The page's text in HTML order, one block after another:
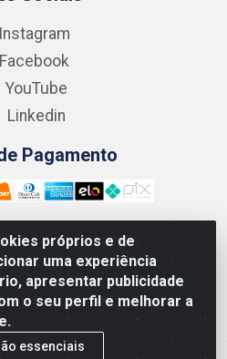
próprios e de
uma experiência
apresentar publicidade
o seu perfil e melhorar a
essenciais
Instagram
Facebook
YouTube
Linkedin
Pagamento
- CNPJ 18.217.682/0001-54 -
58 - Bultrins, Olinda/PE
53320-110